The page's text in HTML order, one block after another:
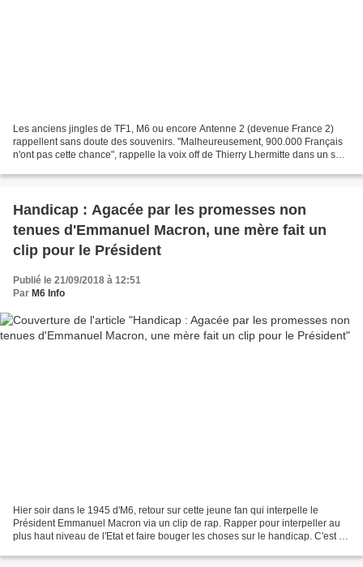
Les anciens jingles de TF1, M6 ou encore Antenne 2 (devenue France 2)
rappellent sans doute des souvenirs. "Malheureusement, 900.000 Français
n'ont pas cette chance", rappelle la voix off de Thierry Lhermitte dans un spot
Handicap : Agacée par les promesses non
tenues d'Emmanuel Macron, une mère fait un
clip pour le Président
Publié le 21/09/2018 à 12:51
Par M6 Info
Hier soir dans le 1945 d'M6, retour sur cette jeune fan qui interpelle le
Président Emmanuel Macron via un clip de rap. Rapper pour interpeller au
plus haut niveau de l'Etat et faire bouger les choses sur le handicap. C'est la